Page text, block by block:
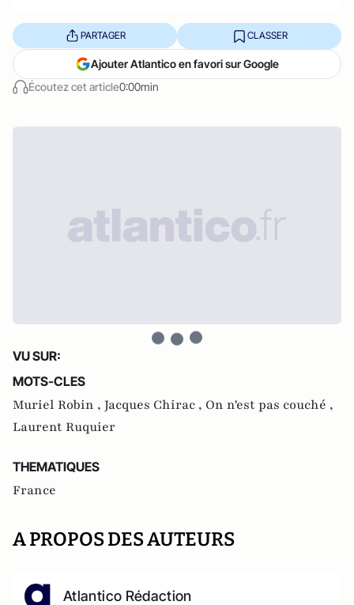
Écoutez cet article0:00min
PARTAGER CLASSER
Ajouter Atlantico en favori sur Google
VU SUR:
MOTS-CLES
Muriel Robin , Jacques Chirac , On n'est pas couché ,
Laurent Ruquier
THEMATIQUES
France
A PROPOS DES AUTEURS
Atlantico Rédaction